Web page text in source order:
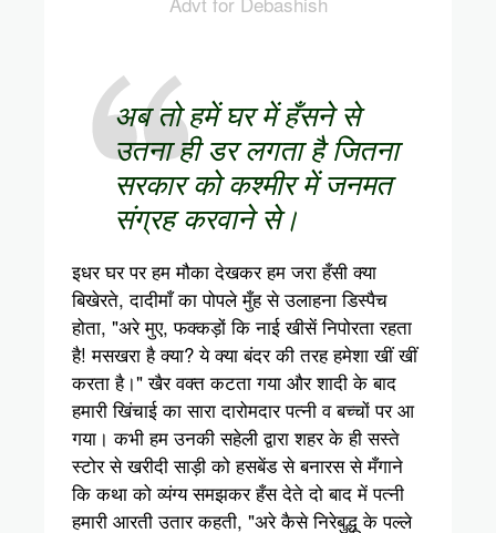
अब तो हमें घर में हँसने से
उतना ही डर लगता है जितना
सरकार को कश्मीर में जनमत
संग्रह करवाने से।
इधर घर पर हम मौका देखकर हम जरा हँसी क्या
बिखेरते, दादीमाँ का पोपले मुँह से उलाहना डिस्पैच
होता, "अरे मुए, फक्कड़ों कि नाई खीसें निपोरता रहता
है! मसखरा है क्या? ये क्या बंदर की तरह हमेशा खीं खीं
करता है।" खैर वक्त कटता गया और शादी के बाद
हमारी खिंचाई का सारा दारोमदार पत्नी व बच्चों पर आ
गया। कभी हम उनकी सहेली द्वारा शहर के ही सस्ते
स्टोर से खरीदी साड़ी को हसबेंड से बनारस से मँगाने
कि कथा को व्यंग्य समझकर हँस देते दो बाद में पत्नी
हमारी आरती उतार कहती, "अरे कैसे निरेबुद्धू के पल्ले